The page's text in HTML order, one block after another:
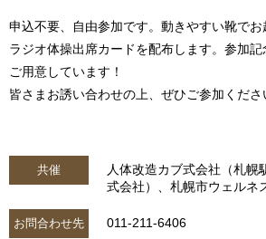
申込不要、自由参加です。動きやすい靴でお
ラジオ体操出席カードを配布します。参加
ご用意しています！
皆さまお誘い合わせの上、ぜひご参加くださ
共催
人体改造カブ式会社（札幌
式会社）、札幌市ウェルネ
お問合わせ先 011-211-6406